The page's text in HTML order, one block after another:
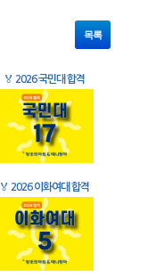
목록
🏅 2026 국민대 합격
🏅 2026 이화여대 합격